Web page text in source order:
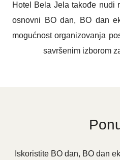
Hotel Bela Jela takođe nudi
osnovni BO dan, BO dan
mogućnost organizovanja
savršenim izborom
Iskoristite BO dan, BO dan